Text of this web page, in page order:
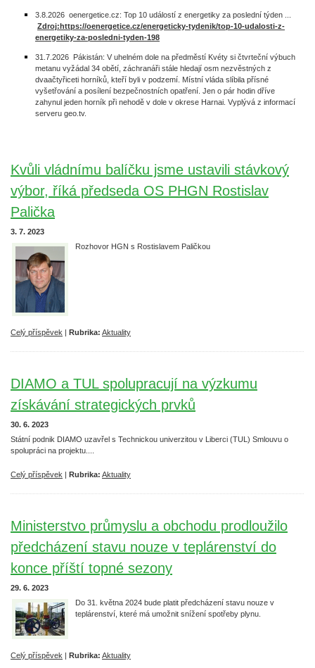
3.8.2026 oenergetice.cz: Top 10 událostí z energetiky za poslední týden ...
Zdroj:https://oenergetice.cz/energeticky-tydenik/top-10-udalosti-z-
energetiky-za-posledni-tyden-198
31.7.2026 Pákistán: V uhelném dole na předměstí Kvéty si čtvrteční výbuch
metanu vyžádal 34 obětí, záchranáři stále hledají osm nezvěstných z
dvaačtyřiceti horníků, kteří byli v podzemí. Místní vláda slíbila přísné
vyšetřování a posílení bezpečnostních opatření. Jen o pár hodin dříve
zahynul jeden horník při nehodě v dole v okrese Harnai. Vyplývá z informací
serveru geo.tv.
Kvůli vládnímu balíčku jsme ustavili stávkový
výbor, říká předseda OS PHGN Rostislav
Palička
3. 7. 2023
Rozhovor HGN s Rostislavem Paličkou
Celý příspěvek | Rubrika: Aktuality
DIAMO a TUL spolupracují na výzkumu
získávání strategických prvků
30. 6. 2023
Státní podnik DIAMO uzavřel s Technickou univerzitou v Liberci (TUL) Smlouvu o
spolupráci na projektu....
Celý příspěvek | Rubrika: Aktuality
Ministerstvo průmyslu a obchodu prodloužilo
předcházení stavu nouze v teplárenství do
konce příští topné sezony
29. 6. 2023
Do 31. května 2024 bude platit předcházení stavu nouze v
teplárenství, které má umožnit snížení spotřeby plynu.
Celý příspěvek | Rubrika: Aktuality